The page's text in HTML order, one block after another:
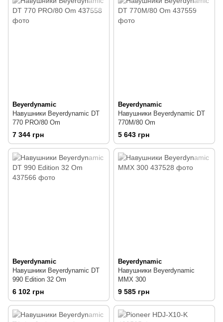
Beyerdynamic
Навушники Beyerdynamic DT
770 PRO/80 Om
7 344 грн
Beyerdynamic
Навушники Beyerdynamic DT
770M/80 Om
5 643 грн
Beyerdynamic
Навушники Beyerdynamic DT
990 Edition 32 Om
6 102 грн
Beyerdynamic
Навушники Beyerdynamic
MMX 300
9 585 грн